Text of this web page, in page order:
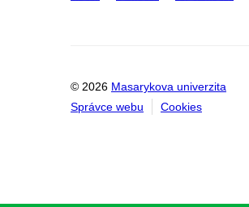
© 2026 Masarykova univerzita
Správce webu
Cookies